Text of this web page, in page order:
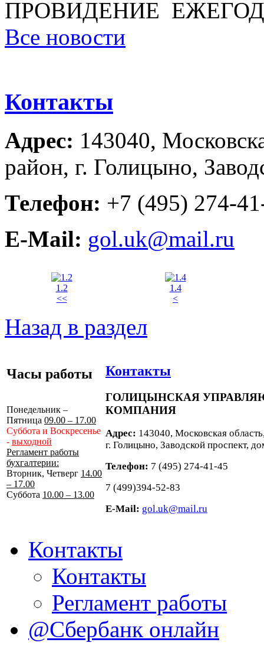
ПРОВИДЕНИЕ
Все новости
Контакты
Адрес: 143040,
район, г. Голицыно,
Телефон: +7 (495) 274-
E-Mail: gol.uk@mail.ru
1.2
1.4
<<
<
Назад в раздел
Часы работы
Понедельник –
Пятница 09.00 – 17.00
Суббота и Воскресенье
- выходной
Регламент работы
бухгалтерии:
Вторник, Четверг 14.00
– 17.00
Суббота 10.00 – 13.00
Контакты
ГОЛИЦЫНСКАЯ
КОМПАНИЯ
Адрес: 143040, Московская
г. Голицыно, Заводской проспект,
Телефон: 7 (495) 274-41-45
7 (499)394-52-83
E-Mail: gol.uk@mail.ru
Контакты
Контакты
Регламент работы
@Сбербанк онлайн